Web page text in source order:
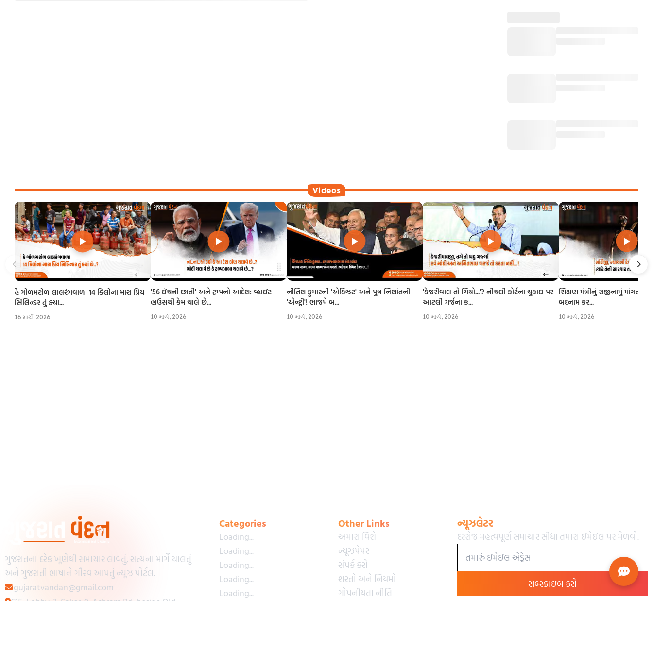
Videos
હે ગોળમટોળ લાલરંગવાળા 14 કિલોના મારા પ્રિય
સિલિન્ડર તું ક્યા...
16 માર્ચ, 2026
'56 ઇંચની છાતી' અને ટ્રમ્પનો આદેશ: વ્હાઇટ
હાઉસથી કેમ ચાલે છે...
10 માર્ચ, 2026
નીતિશ કુમારની 'એક્ઝિટ' અને પુત્ર નિશાંતની
'એન્ટ્રી'! ભાજપે બ...
10 માર્ચ, 2026
'કેજરીવાલ તો ગિયો...'? નીચલી કોર્ટના ચુકાદા પર
આટલી ગર્જના ક...
10 માર્ચ, 2026
શિક્ષણ મંત્રીનું રાજીનામું માંગતા
બદનામ કર...
10 માર્ચ, 2026
ગુજરાતના દરેક ખૂણેથી સમાચાર લાવતું, સત્યના માર્ગે ચાલતું
અને ગુજરાતી ભાષાને ગૌરવ આપતું ન્યૂઝ પોર્ટલ.
gujaratvandan@gmail.com
615, Lobby-2, Sakar-9, Ashram Rd, beside Old
Categories
Loading...
Loading...
Loading...
Loading...
Loading...
Other Links
અમારા વિશે
ન્યૂઝપેપર
સંપર્ક કરો
શરતો અને નિયમો
ગોપનીયતા નીતિ
ન્યૂઝલેટર
દરરોજ મહત્વપૂર્ણ સમાચાર સીધા તમારા ઇમેઇલ પર મેળવો.
સબ્સ્ક્રાઇબ કરો